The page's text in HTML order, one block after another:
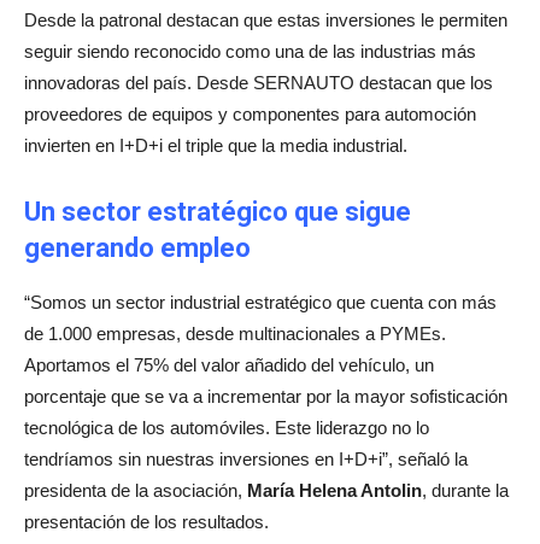
Desde la patronal destacan que estas inversiones le permiten
seguir siendo reconocido como una de las industrias más
innovadoras del país. Desde SERNAUTO destacan que los
proveedores de equipos y componentes para automoción
invierten en I+D+i el triple que la media industrial.
Un sector estratégico que sigue
generando empleo
“Somos un sector industrial estratégico que cuenta con más
de 1.000 empresas, desde multinacionales a PYMEs.
Aportamos el 75% del valor añadido del vehículo, un
porcentaje que se va a incrementar por la mayor sofisticación
tecnológica de los automóviles. Este liderazgo no lo
tendríamos sin nuestras inversiones en I+D+i”, señaló la
presidenta de la asociación, María Helena Antolin, durante la
presentación de los resultados.